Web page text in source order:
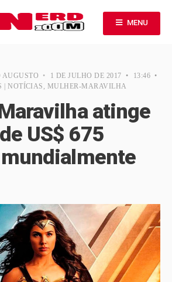
MENU
AUGUSTO • 1 DE JULHO DE 2017 • 13:46 •
| NOTÍCIAS , MULHER-MARAVILHA
atinge
US$ 675